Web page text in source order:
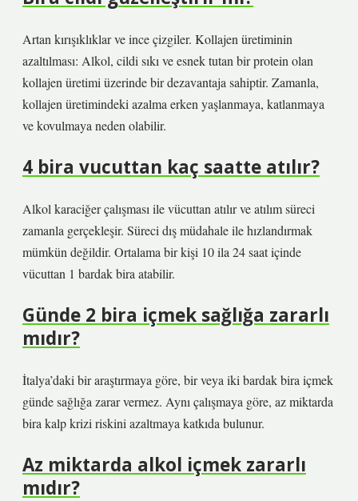
Artan kırışıklıklar ve ince çizgiler. Kollajen üretiminin
azaltılması: Alkol, cildi sıkı ve esnek tutan bir protein olan
kollajen üretimi üzerinde bir dezavantaja sahiptir. Zamanla,
kollajen üretimindeki azalma erken yaşlanmaya, katlanmaya
ve kovulmaya neden olabilir.
4 bira vucuttan kaç saatte atılır?
Alkol karaciğer çalışması ile vücuttan atılır ve atılım süreci
zamanla gerçekleşir. Süreci dış müdahale ile hızlandırmak
mümkün değildir. Ortalama bir kişi 10 ila 24 saat içinde
vücuttan 1 bardak bira atabilir.
Günde 2 bira içmek sağlığa zararlı
mıdır?
İtalya’daki bir araştırmaya göre, bir veya iki bardak bira içmek
günde sağlığa zarar vermez. Aynı çalışmaya göre, az miktarda
bira kalp krizi riskini azaltmaya katkıda bulunur.
Az miktarda alkol içmek zararlı
mıdır?